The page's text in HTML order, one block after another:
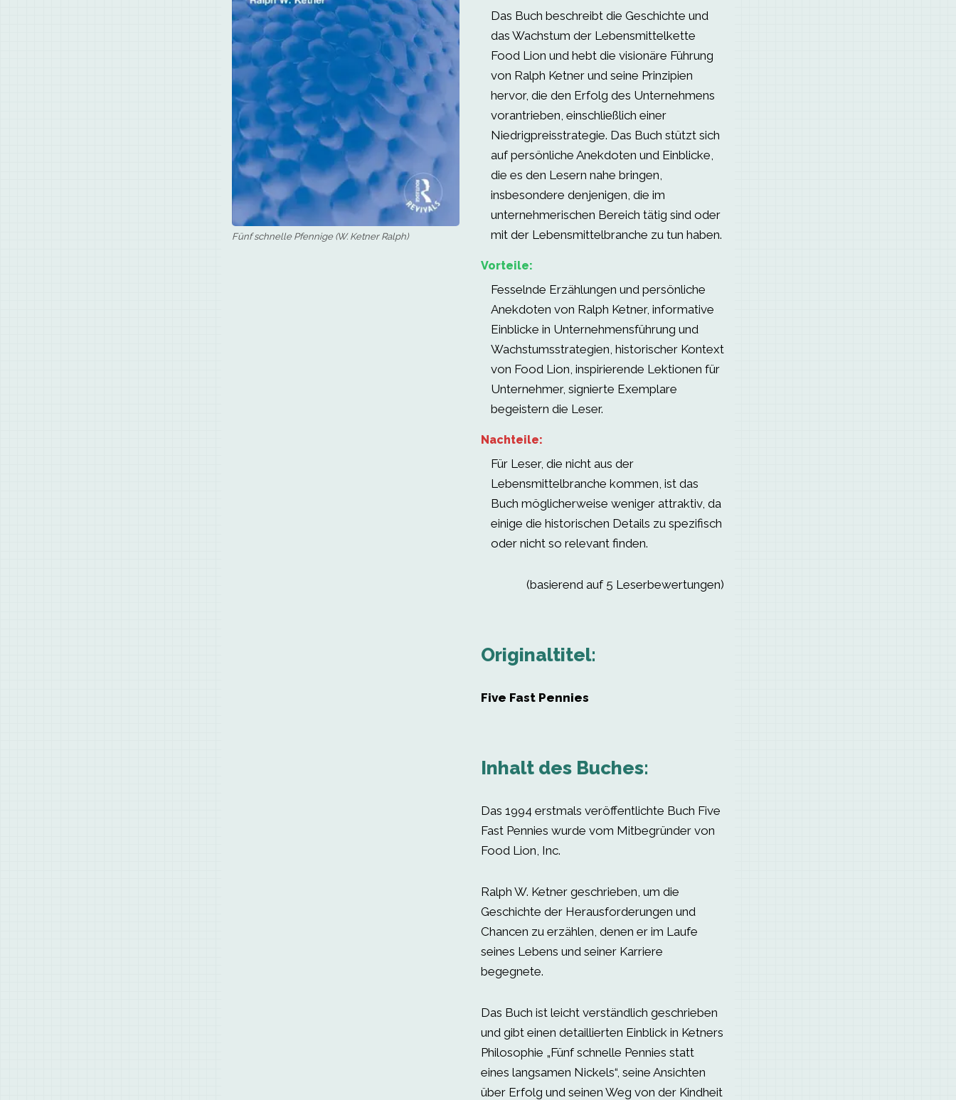
Fünf schnelle Pfennige (W. Ketner Ralph)
Das Buch beschreibt die Geschichte und
das Wachstum der Lebensmittelkette
Food Lion und hebt die visionäre Führung
von Ralph Ketner und seine Prinzipien
hervor, die den Erfolg des Unternehmens
vorantrieben, einschließlich einer
Niedrigpreisstrategie. Das Buch stützt sich
auf persönliche Anekdoten und Einblicke,
die es den Lesern nahe bringen,
insbesondere denjenigen, die im
unternehmerischen Bereich tätig sind oder
mit der Lebensmittelbranche zu tun haben.
Vorteile:
Fesselnde Erzählungen und persönliche
Anekdoten von Ralph Ketner, informative
Einblicke in Unternehmensführung und
Wachstumsstrategien, historischer Kontext
von Food Lion, inspirierende Lektionen für
Unternehmer, signierte Exemplare
begeistern die Leser.
Nachteile:
Für Leser, die nicht aus der
Lebensmittelbranche kommen, ist das
Buch möglicherweise weniger attraktiv, da
einige die historischen Details zu spezifisch
oder nicht so relevant finden.
(basierend auf 5 Leserbewertungen)
Originaltitel:
Five Fast Pennies
Inhalt des Buches:
Das 1994 erstmals veröffentlichte Buch Five
Fast Pennies wurde vom Mitbegründer von
Food Lion, Inc.
Ralph W. Ketner geschrieben, um die
Geschichte der Herausforderungen und
Chancen zu erzählen, denen er im Laufe
seines Lebens und seiner Karriere
begegnete.
Das Buch ist leicht verständlich geschrieben
und gibt einen detaillierten Einblick in Ketners
Philosophie „Fünf schnelle Pennies statt
eines langsamen Nickels“, seine Ansichten
über Erfolg und seinen Weg von der Kindheit